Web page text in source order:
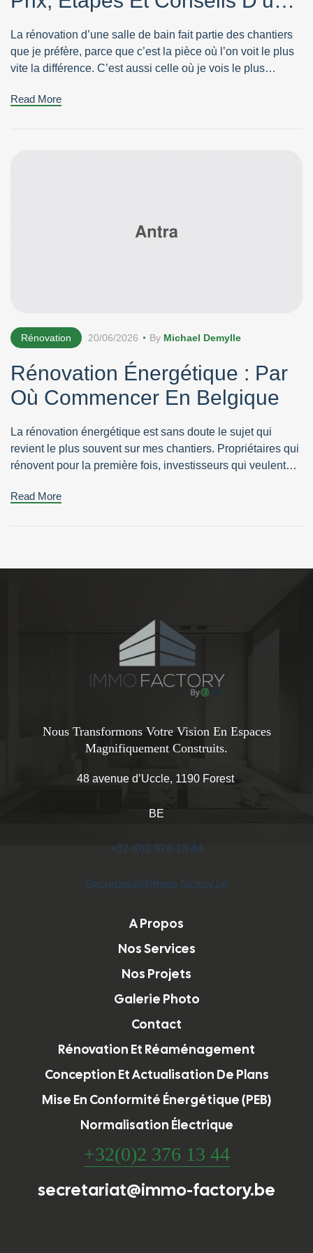
Pro
La rénovation d’une salle de bain fait partie des chantiers
que je préfère, parce que c’est la pièce où l’on voit le plus
vite la différence. C’est aussi celle où je vois le plus
touche à la plomberie, à l’électricité, au carrelage, à la
Read More
Rénovation By Michael Demylle
20/06/2026
Rénovation Énergétique : Par
Où Commencer En Belgique
La rénovation énergétique est sans doute le sujet qui
revient le plus souvent sur mes chantiers. Propriétaires qui
rénovent pour la première fois, investisseurs qui veulent
question. Par où commencer, et dans quel ordre. Depuis
Read More
Nous Transformons Votre Vision En Espaces
Magnifiquement Construits.
48 avenue d’Uccle, 1190 Forest
BE
+32 (0)2 376 13 44
Secretariat@immo-factory.be
A Propos
Nos Services
Nos Projets
Galerie Photo
Contact
Rénovation Et Réaménagement
Conception Et Actualisation De Plans
Mise En Conformité Énergétique (PEB)
Normalisation Électrique
+32(0)2 376 13 44
secretariat@immo-factory.be